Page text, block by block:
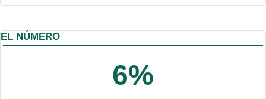
EL NÚMERO
6%